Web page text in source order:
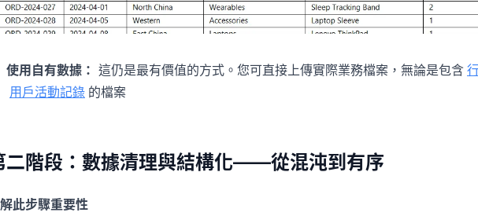
使用自有數據： 這仍是最有價值的方式。您可直接上傳實際業務檔案，無論是包含
用戶活動記錄 的檔案
二階段：數據清理與結構化——從混沌到有序
此步驟重要性